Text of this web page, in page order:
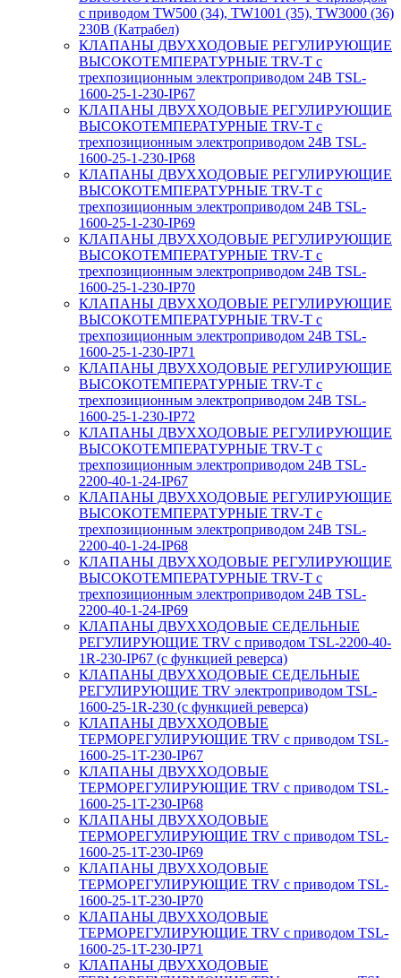
с приводом TW500 (34), TW1001 (35), TW3000 (36)
230В (Катрабел)
КЛАПАНЫ ДВУХХОДОВЫЕ РЕГУЛИРУЮЩИЕ
ВЫСОКОТЕМПЕРАТУРНЫЕ TRV-T с
трехпозиционным электроприводом 24В TSL-
1600-25-1-230-IP67
КЛАПАНЫ ДВУХХОДОВЫЕ РЕГУЛИРУЮЩИЕ
ВЫСОКОТЕМПЕРАТУРНЫЕ TRV-T с
трехпозиционным электроприводом 24В TSL-
1600-25-1-230-IP68
КЛАПАНЫ ДВУХХОДОВЫЕ РЕГУЛИРУЮЩИЕ
ВЫСОКОТЕМПЕРАТУРНЫЕ TRV-T с
трехпозиционным электроприводом 24В TSL-
1600-25-1-230-IP69
КЛАПАНЫ ДВУХХОДОВЫЕ РЕГУЛИРУЮЩИЕ
ВЫСОКОТЕМПЕРАТУРНЫЕ TRV-T с
трехпозиционным электроприводом 24В TSL-
1600-25-1-230-IP70
КЛАПАНЫ ДВУХХОДОВЫЕ РЕГУЛИРУЮЩИЕ
ВЫСОКОТЕМПЕРАТУРНЫЕ TRV-T с
трехпозиционным электроприводом 24В TSL-
1600-25-1-230-IP71
КЛАПАНЫ ДВУХХОДОВЫЕ РЕГУЛИРУЮЩИЕ
ВЫСОКОТЕМПЕРАТУРНЫЕ TRV-T с
трехпозиционным электроприводом 24В TSL-
1600-25-1-230-IP72
КЛАПАНЫ ДВУХХОДОВЫЕ РЕГУЛИРУЮЩИЕ
ВЫСОКОТЕМПЕРАТУРНЫЕ TRV-T с
трехпозиционным электроприводом 24В TSL-
2200-40-1-24-IP67
КЛАПАНЫ ДВУХХОДОВЫЕ РЕГУЛИРУЮЩИЕ
ВЫСОКОТЕМПЕРАТУРНЫЕ TRV-T с
трехпозиционным электроприводом 24В TSL-
2200-40-1-24-IP68
КЛАПАНЫ ДВУХХОДОВЫЕ РЕГУЛИРУЮЩИЕ
ВЫСОКОТЕМПЕРАТУРНЫЕ TRV-T с
трехпозиционным электроприводом 24В TSL-
2200-40-1-24-IP69
КЛАПАНЫ ДВУХХОДОВЫЕ СЕДЕЛЬНЫЕ
РЕГУЛИРУЮЩИЕ TRV с приводом TSL-2200-40-
1R-230-IP67 (с функцией реверса)
КЛАПАНЫ ДВУХХОДОВЫЕ СЕДЕЛЬНЫЕ
РЕГУЛИРУЮЩИЕ TRV электроприводом TSL-
1600-25-1R-230 (с функцией реверса)
КЛАПАНЫ ДВУХХОДОВЫЕ
ТЕРМОРЕГУЛИРУЮЩИЕ TRV с приводом TSL-
1600-25-1T-230-IP67
КЛАПАНЫ ДВУХХОДОВЫЕ
ТЕРМОРЕГУЛИРУЮЩИЕ TRV с приводом TSL-
1600-25-1T-230-IP68
КЛАПАНЫ ДВУХХОДОВЫЕ
ТЕРМОРЕГУЛИРУЮЩИЕ TRV с приводом TSL-
1600-25-1T-230-IP69
КЛАПАНЫ ДВУХХОДОВЫЕ
ТЕРМОРЕГУЛИРУЮЩИЕ TRV с приводом TSL-
1600-25-1T-230-IP70
КЛАПАНЫ ДВУХХОДОВЫЕ
ТЕРМОРЕГУЛИРУЮЩИЕ TRV с приводом TSL-
1600-25-1T-230-IP71
КЛАПАНЫ ДВУХХОДОВЫЕ